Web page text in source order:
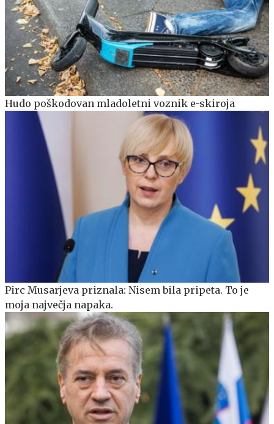
Hudo poškodovan mladoletni voznik e-skiroja
Pirc Musarjeva priznala: Nisem bila pripeta. To je
moja največja napaka.